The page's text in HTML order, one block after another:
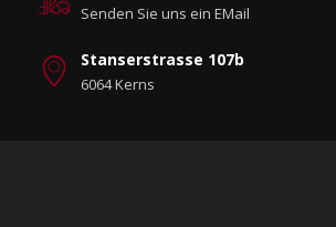
Senden Sie uns ein EMail
Stanserstrasse 107b
6064 Kerns